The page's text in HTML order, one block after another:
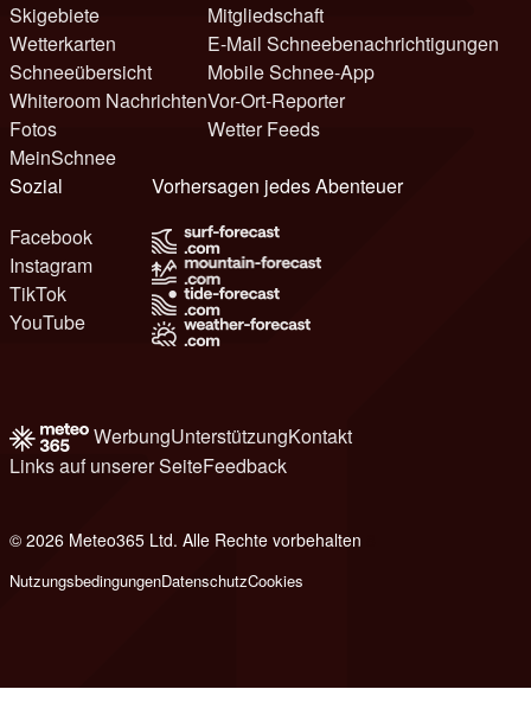
Skigebiete
Wetterkarten
Schneeübersicht
Whiteroom Nachrichten
Fotos
MeinSchnee
Mitgliedschaft
E-Mail Schneebenachrichtigungen
Mobile Schnee-App
Vor-Ort-Reporter
Wetter Feeds
Sozial
Facebook
Instagram
TikTok
YouTube
Vorhersagen jedes Abenteuer
WerbungUnterstützungKontakt
Links auf unserer SeiteFeedback
© 2026 Meteo365 Ltd. Alle Rechte vorbehalten
NutzungsbedingungenDatenschutzCookies